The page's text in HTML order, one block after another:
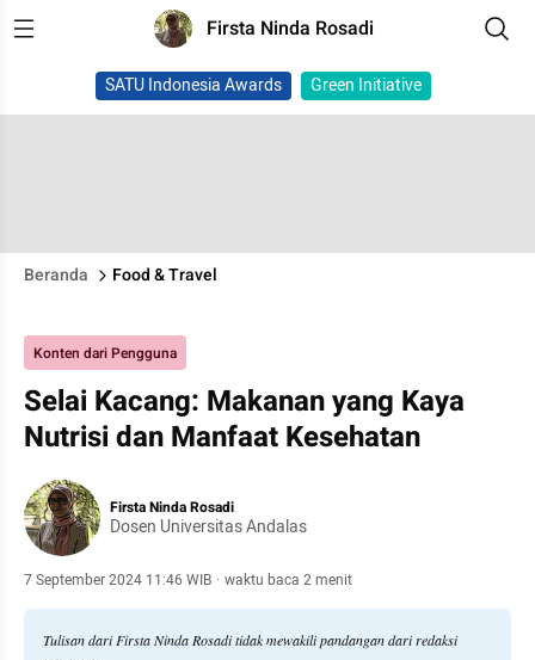
Firsta Ninda Rosadi
SATU Indonesia Awards Green Initiative
Beranda Food & Travel
Konten dari Pengguna
Selai Kacang: Makanan yang Kaya
Nutrisi dan Manfaat Kesehatan
Firsta Ninda Rosadi
Dosen Universitas Andalas
7 September 2024 11:46 WIB · waktu baca 2 menit
Tulisan dari Firsta Ninda Rosadi tidak mewakili pandangan dari redaksi